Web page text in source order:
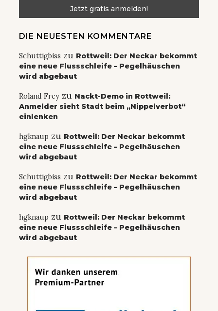
DIE NEUESTEN KOMMENTARE
Schuttigbiss zu Rottweil: Der Neckar bekommt
eine neue Flussschleife – Pegelhäuschen
wird abgebaut
Roland Frey zu Nackt-Demo in Rottweil:
Anmelder sieht Stadt beim „Nippelverbot“
einlenken
hgknaup zu Rottweil: Der Neckar bekommt
eine neue Flussschleife – Pegelhäuschen
wird abgebaut
Schuttigbiss zu Rottweil: Der Neckar bekommt
eine neue Flussschleife – Pegelhäuschen
wird abgebaut
hgknaup zu Rottweil: Der Neckar bekommt
eine neue Flussschleife – Pegelhäuschen
wird abgebaut